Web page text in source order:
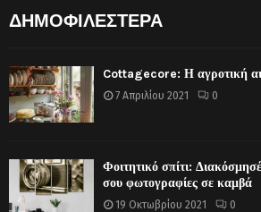
ΔΗΜΟΦΙΛΕΣΤΕΡΑ
Cottagecore: Η αγροτική
7 Απριλίου 2021 0
Φοιτητικό σπίτι:
σου φωτογραφίες σε καμβά
19 Οκτωβρίου 2021 0